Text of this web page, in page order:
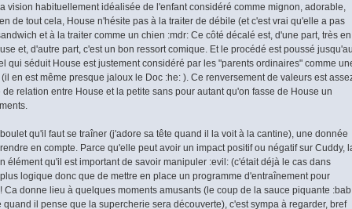
vision habituellement idéalisée de l'enfant considéré comme mignon, adorable,
de tout cela, House n'hésite pas à la traiter de débile (et c'est vrai qu'elle a pas
et à la traiter comme un chien :mdr: Ce côté décalé est, d'une part, très en
et, d'autre part, c'est un bon ressort comique. Et le procédé est poussé
qui séduit House est justement considéré par les "parents ordinaires" comme
en est même presque jaloux le Doc :he: ). Ce renversement de valeurs est
relation entre House et la petite sans pour autant qu'on fasse de House un
qu'il faut se traîner (j'adore sa tête quand il la voit à la cantine), une donnée
en compte. Parce qu'elle peut avoir un impact positif ou négatif sur Cuddy,
élément qu'il est important de savoir manipuler :evil: (c'était déjà le cas dans
logique donc que de mettre en place un programme d'entraînement pour
Ca donne lieu à quelques moments amusants (le coup de la sauce piquante
il pense que la supercherie sera découverte), c'est sympa à regarder, bref